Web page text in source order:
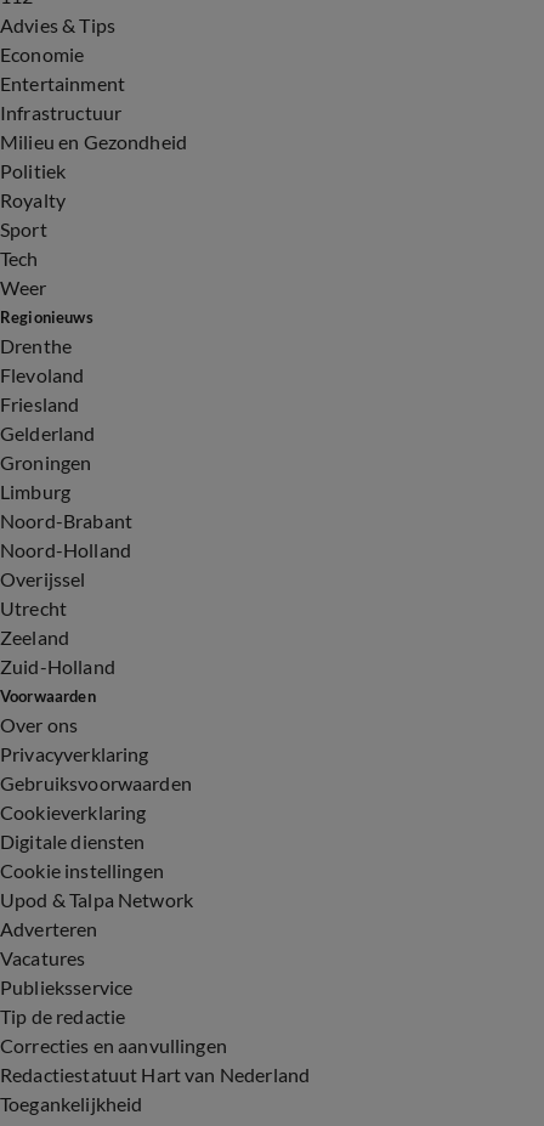
Advies & Tips
Economie
Entertainment
Infrastructuur
Milieu en Gezondheid
Politiek
Royalty
Sport
Tech
Weer
Regionieuws
Drenthe
Flevoland
Friesland
Gelderland
Groningen
Limburg
Noord-Brabant
Noord-Holland
Overijssel
Utrecht
Zeeland
Zuid-Holland
Voorwaarden
Over ons
Privacyverklaring
Gebruiksvoorwaarden
Cookieverklaring
Digitale diensten
Cookie instellingen
Upod & Talpa Network
Adverteren
Vacatures
Publieksservice
Tip de redactie
Correcties en aanvullingen
Redactiestatuut Hart van Nederland
Toegankelijkheid